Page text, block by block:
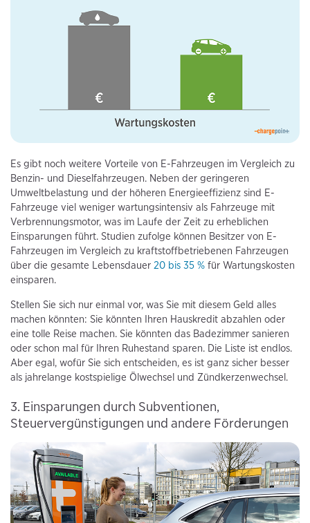
Es gibt noch weitere Vorteile von E-Fahrzeugen im Vergleich zu
Benzin- und Dieselfahrzeugen. Neben der geringeren
Umweltbelastung und der höheren Energieeffizienz sind E-
Fahrzeuge viel weniger wartungsintensiv als Fahrzeuge mit
Verbrennungsmotor, was im Laufe der Zeit zu erheblichen
Einsparungen führt. Studien zufolge können Besitzer von E-
Fahrzeugen im Vergleich zu kraftstoffbetriebenen Fahrzeugen
über die gesamte Lebensdauer 20 bis 35 % für Wartungskosten
einsparen.
Stellen Sie sich nur einmal vor, was Sie mit diesem Geld alles
machen könnten: Sie könnten Ihren Hauskredit abzahlen oder
eine tolle Reise machen. Sie könnten das Badezimmer sanieren
oder schon mal für Ihren Ruhestand sparen. Die Liste ist endlos.
Aber egal, wofür Sie sich entscheiden, es ist ganz sicher besser
als jahrelange kostspielige Ölwechsel und Zündkerzenwechsel.
3. Einsparungen durch Subventionen,
Steuervergünstigungen und andere Förderungen